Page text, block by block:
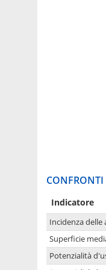
CONFRONTI
Indicatore
Incidenza
Superficie
Potenzialità